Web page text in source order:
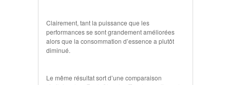
Clairement, tant la puissance que les
performances se sont grandement améliorées
alors que la consommation d’essence a plutôt
diminué.
Le même résultat sort d’une comparaison